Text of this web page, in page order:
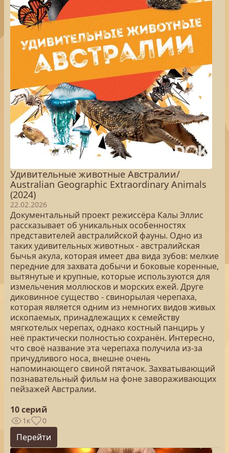
Удивительные животные Австралии/
Australian Geographic Extraordinary Animals
(2024)
22.02.2026
Документальный проект режиссёра Калы Эллис
рассказывает об уникальных особенностях
представителей австралийской фауны. Одно из
таких удивительных животных - австралийская
бычья акула, которая имеет два вида зубов: мелкие
передние для захвата добычи и боковые коренные,
вытянутые и крупные, которые используются для
измельчения моллюсков и морских ежей. Друге
диковинное существо - свинорылая черепаха,
которая является одним из немногих видов живых
ископаемых, принадлежащих к семейству
мягкотелых черепах, однако костный панцирь у
неё практически полностью сохранён. Интересно,
что своё название эта черепаха получила из-за
причудливого носа, внешне очень
напоминающего свиной пятачок. Захватывающий
познавательный фильм на фоне завораживающих
пейзажей Австралии.
10 серий
1к 0
Перейти